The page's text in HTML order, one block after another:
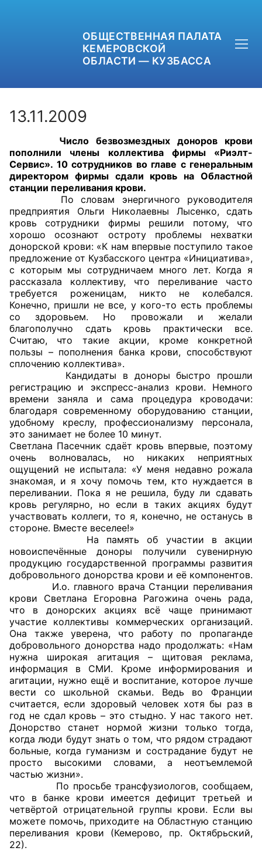
ОБЩЕСТВЕННАЯ ПАЛАТА
КЕМЕРОВСКОЙ
ОБЛАСТИ — КУЗБАССА
+7 (3842) 58-82-40
OPKO42@BK.RU
ОБРАТНАЯ СВЯЗЬ
Главная
Общественные советы
Общественные советы при территориальных
органах федеральных органов
исполнительной власти
Общественные советы по проведению
независимой оценки качества условий
оказания услуг
О Палате
Структура Палаты
Комиссии
Экспертный совет ОП КО
Совет ОП КО
Общественный штаб
Члены ОП КО
Документы ОП КО
Регламент ОП КО
Кодекс этики ОП КО
Положения
Соглашения
Рекомендации
Порядок работы ЦОН
Аппарат ОП КО
УСТАВ ГКУ “АППАРАТ ОП КО”
13.11.2009
Число безвозмездных доноров крови
пополнили члены коллектива фирмы «Риэлт-
Сервис». 10 сотрудников во главе с генеральным
директором фирмы сдали кровь на Областной
станции переливания крови.
По словам энергичного руководителя
предприятия Ольги Николаевны Лысенко, сдать
кровь сотрудники фирмы решили потому, что
хорошо осознают остроту проблемы нехватки
донорской крови: «К нам впервые поступило такое
предложение от Кузбасского центра «Инициатива»,
с которым мы сотрудничаем много лет. Когда я
рассказала коллективу, что переливание часто
требуется роженицам, никто не колебался.
Конечно, пришли не все, у кого-то есть проблемы
со здоровьем. Но провожали и желали
благополучно сдать кровь практически все.
Считаю, что такие акции, кроме конкретной
пользы – пополнения банка крови, способствуют
сплочению коллектива».
Кандидаты в доноры быстро прошли
регистрацию и экспресс-анализ крови. Немного
времени заняла и сама процедура кроводачи:
благодаря современному оборудованию станции,
удобному креслу, профессионализму персонала,
это занимает не более 10 минут.
Светлана Пасечник сдаёт кровь впервые, поэтому
очень волновалась, но никаких неприятных
ощущений не испытала: «У меня недавно рожала
знакомая, и я хочу помочь тем, кто нуждается в
переливании. Пока я не решила, буду ли сдавать
кровь регулярно, но если в таких акциях будут
участвовать коллеги, то я, конечно, не останусь в
стороне. Вместе веселее!»
На память об участии в акции
новоиспечённые доноры получили сувенирную
продукцию государственной программы развития
добровольного донорства крови и её компонентов.
И.о. главного врача Станции переливания
крови Светлана Егоровна Рагожина очень рада,
что в донорских акциях всё чаще принимают
участие коллективы коммерческих организаций.
Она также уверена, что работу по пропаганде
добровольного донорства надо продолжать: «Нам
нужна широкая агитация – щитовая реклама,
информация в СМИ. Кроме информирования и
агитации, нужно ещё и воспитание, которое лучше
вести со школьной скамьи. Ведь во Франции
считается, если здоровый человек хотя бы раз в
год не сдал кровь – это стыдно. У нас такого нет.
Донорство станет нормой жизни только тогда,
когда люди будут знать о том, что рядом страдают
больные, когда гуманизм и сострадание будут не
просто высокими словами, а неотъемлемой
частью жизни».
По просьбе трансфузиологов, сообщаем,
что в банке крови имеется дефицит третьей и
четвёртой отрицательной группы крови. Если вы
можете помочь, приходите на Областную станцию
переливания крови (Кемерово, пр. Октябрьский,
22).